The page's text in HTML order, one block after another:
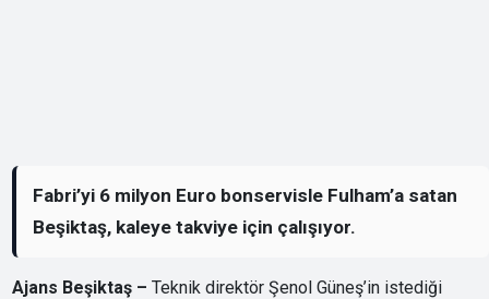
Fabri’yi 6 milyon Euro bonservisle Fulham’a satan
Beşiktaş, kaleye takviye için çalışıyor.
Ajans Beşiktaş – Teknik direktör Şenol Güneş’in istediği